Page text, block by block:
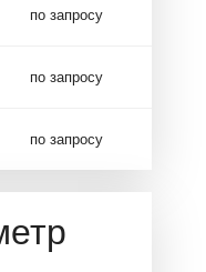
по запросу
по запросу
по запросу